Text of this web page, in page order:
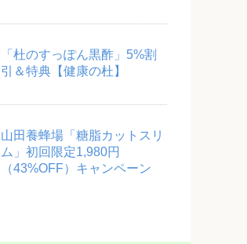
「杜のすっぽん黒酢」5%割
引＆特典【健康の杜】
山田養蜂場「糖脂カットスリ
ム」初回限定1,980円
（43%OFF）キャンペーン